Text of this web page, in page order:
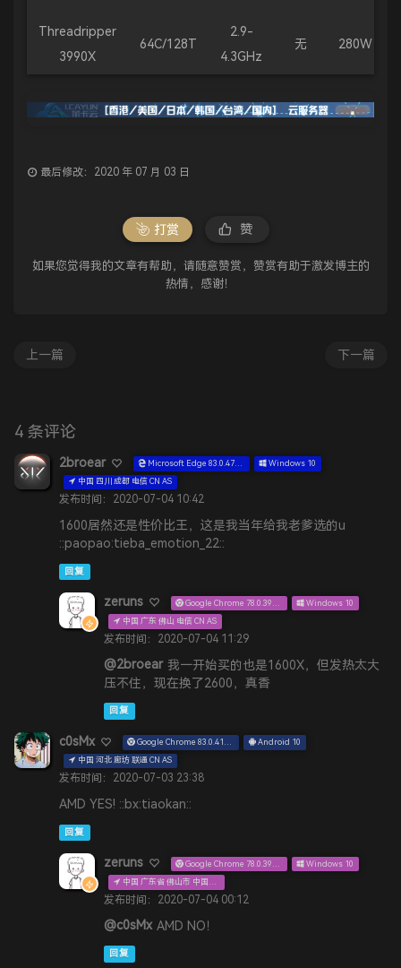
Threadripper
3990X
64C/128T
2.9-
4.3GHz
无 280W
最后修改：2020 年 07 月 03 日
打赏 赞
如果您觉得我的文章有帮助，请随意赞赏，赞赏有助于激发博主的
热情，感谢！
下一篇
上一篇
4 条评论
2broear Microsoft Edge 83.0.478.58 Windows 10
中国 四川 成都 电信 CN AS
发布时间：2020-07-04 10:42
1600居然还是性价比王，这是我当年给我老爹选的u
::paopao:tieba_emotion_22::
回复
zeruns Google Chrome 78.0.3904.108 Windows 10
中国 广东 佛山 电信 CN AS
发布时间：2020-07-04 11:29
@2broear 我一开始买的也是1600X，但发热太大
压不住，现在换了2600，真香
回复
c0sMx Google Chrome 83.0.4103.106 Android 10
中国 河北 廊坊 联通 CN AS
发布时间：2020-07-03 23:38
AMD YES! ::bx:tiaokan::
回复
zeruns Google Chrome 78.0.3904.108 Windows 10
中国 广东省 佛山市 中国电信 公众宽带
发布时间：2020-07-04 00:12
@c0sMx AMD NO！
回复